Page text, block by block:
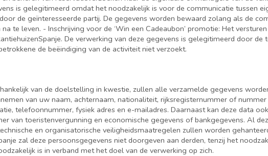
is gelegitimeerd omdat het noodzakelijk is voor de communicatie tussen
de geïnteresseerde partij. De gegevens worden bewaard zolang als de
te leven. - Inschrijving voor de ‘Win een Cadeaubon’ promotie: Het
De verwerking van deze gegevens is gelegitimeerd door de
de beëindiging van de activiteit niet verzoekt.
van de doelstelling in kwestie, zullen alle verzamelde gegevens
van uw naam, achternaam, nationaliteit, rijksregisternummer of
telefoonnummer, fysiek adres en e-mailadres. Daarnaast kan deze data
van toeristenvergunning en economische gegevens of bankgegevens. Al
en organisatorische veiligheidsmaatregelen zullen worden
zal deze persoonsgegevens niet doorgeven aan derden, tenzij het
is in verband met het doel van de verwerking op zich.